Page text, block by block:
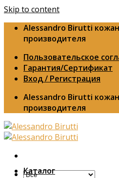
Skip to content
Alessandro Birutti
производителя
Пользовательское
Гарантия/Сертификат
Вход / Регистрация
Alessandro Birutti
производителя
Каталог